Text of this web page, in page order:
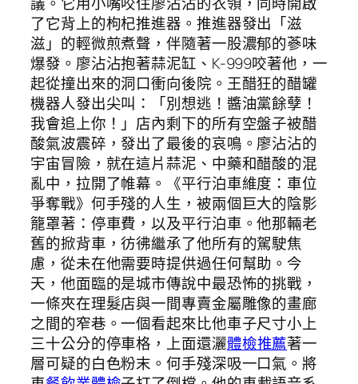
了它背上的枸杞推進器。推進器發出「滋
滋」的輕微煎煮聲，伴隨著一股濃郁的蔘味
爆發。廖沾沾抱著蒜泥缸、K-999咬著他，一
起從撞出來的洞口衝向後院。王醋狂的醋罐
機器人發出尖叫：「別想逃！醬油黨餘孽！
我會追上你！」店內剩下的所有空盤子被醋
酸氣波震碎，發出了最後的哀鳴。廖沾沾的
宇宙冒險，就在這片蒜泥、中藥和醋酸的混
亂中，拉開了帷幕。《平行泊車維度：車位
爭奪戰》何手殘的人生，被兩個巨大的陰影
籠罩著：停車費，以及平行泊車。他那輛老
舊的掀背車，彷彿繼承了他所有的駕駛焦
慮，從未在他需要時提供過任何幫助。今
天，他面臨的是城市傳說中最恐怖的挑戰，
一條夾在理髮店與一間專賣金屬雕像的畫廊
之間的窄巷。一個看起來比他車子尺寸小上
三十公分的停車格，上面還灑體檢推薦著一
層可疑的白色粉末。何手殘深吸一口氣。將